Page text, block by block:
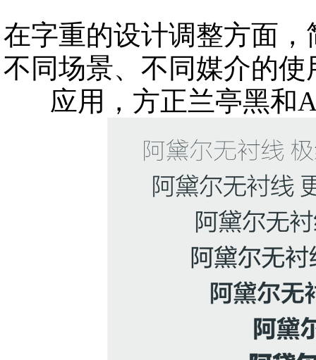
在字重的设计调整方面
不同场景、不同媒介的
应用，方正兰亭黑和